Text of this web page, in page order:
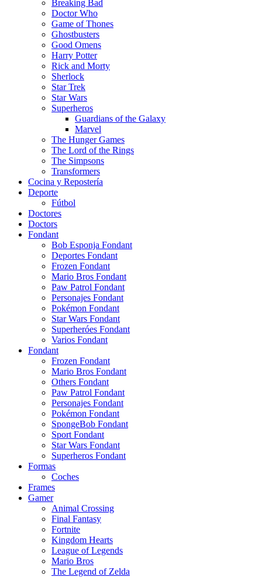
Breaking Bad
Doctor Who
Game of Thones
Ghostbusters
Good Omens
Harry Potter
Rick and Morty
Sherlock
Star Trek
Star Wars
Superheros
Guardians of the Galaxy
Marvel
The Hunger Games
The Lord of the Rings
The Simpsons
Transformers
Cocina y Repostería
Deporte
Fútbol
Doctores
Doctors
Fondant
Bob Esponja Fondant
Deportes Fondant
Frozen Fondant
Mario Bros Fondant
Paw Patrol Fondant
Personajes Fondant
Pokémon Fondant
Star Wars Fondant
Superheróes Fondant
Varios Fondant
Fondant
Frozen Fondant
Mario Bros Fondant
Others Fondant
Paw Patrol Fondant
Personajes Fondant
Pokémon Fondant
SpongeBob Fondant
Sport Fondant
Star Wars Fondant
Superheros Fondant
Formas
Coches
Frames
Gamer
Animal Crossing
Final Fantasy
Fortnite
Kingdom Hearts
League of Legends
Mario Bros
The Legend of Zelda